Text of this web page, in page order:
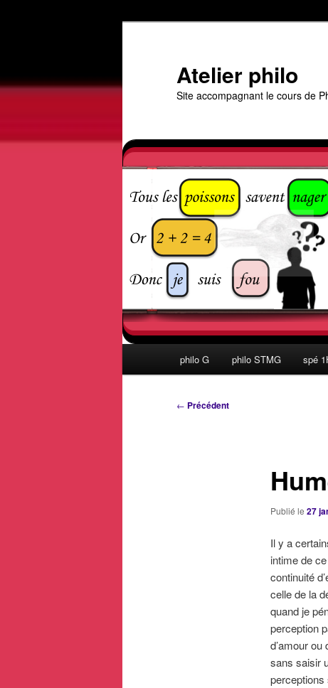
principal
Atelier philo
Site accompagnant le cours de
philo G philo STMG spé
Navigation
← Précédent
Publié le 27
Il y a
intime de
continuité
celle de la
quand je
perception
d’amour
sans saisir